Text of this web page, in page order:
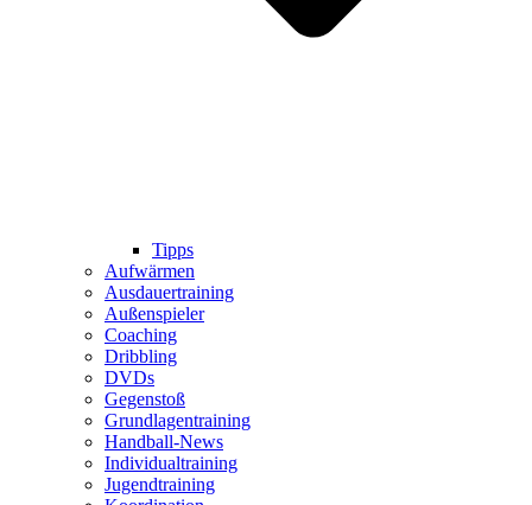
Tipps
Aufwärmen
Ausdauertraining
Außenspieler
Coaching
Dribbling
DVDs
Gegenstoß
Grundlagentraining
Handball-News
Individualtraining
Jugendtraining